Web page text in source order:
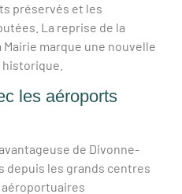
préservés et les
La reprise de la
marque une nouvelle
les aéroports
de Divonne-
depuis les grands centres